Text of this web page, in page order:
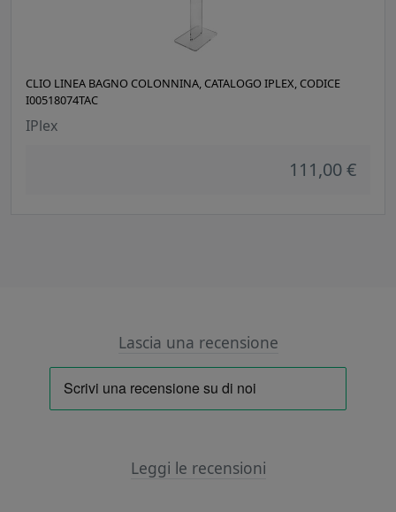
CLIO LINEA BAGNO COLONNINA, CATALOGO IPLEX, CODICE
I00518074TAC
IPlex
111,00 €
Lascia una recensione
Leggi le recensioni